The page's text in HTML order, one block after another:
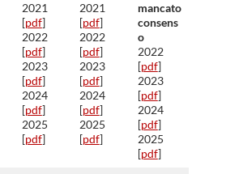
2021
[pdf]
2022
[pdf]
2023
[pdf]
2024
[pdf]
2025
[pdf]
2021
[pdf]
2022
[pdf]
2023
[pdf]
2024
[pdf]
2025
[pdf]
mancato
consens
o
2022
[pdf]
2023
[pdf]
2024
[pdf]
2025
[pdf]